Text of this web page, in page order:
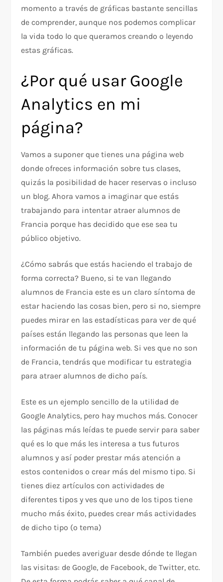
momento a través de gráficas bastante sencillas
de comprender, aunque nos podemos complicar
la vida todo lo que queramos creando o leyendo
estas gráficas.
¿Por qué usar Google
Analytics en mi
página?
Vamos a suponer que tienes una página web
donde ofreces información sobre tus clases,
quizás la posibilidad de hacer reservas o incluso
un blog. Ahora vamos a imaginar que estás
trabajando para intentar atraer alumnos de
Francia porque has decidido que ese sea tu
público objetivo.
¿Cómo sabrás que estás haciendo el trabajo de
forma correcta? Bueno, si te van llegando
alumnos de Francia este es un claro síntoma de
estar haciendo las cosas bien, pero si no, siempre
puedes mirar en las estadísticas para ver de qué
países están llegando las personas que leen la
información de tu página web. Si ves que no son
de Francia, tendrás que modificar tu estrategia
para atraer alumnos de dicho país.
Este es un ejemplo sencillo de la utilidad de
Google Analytics, pero hay muchos más. Conocer
las páginas más leídas te puede servir para saber
qué es lo que más les interesa a tus futuros
alumnos y así poder prestar más atención a
estos contenidos o crear más del mismo tipo. Si
tienes diez artículos con actividades de
diferentes tipos y ves que uno de los tipos tiene
mucho más éxito, puedes crear más actividades
de dicho tipo (o tema)
También puedes averiguar desde dónde te llegan
las visitas: de Google, de Facebook, de Twitter, etc.